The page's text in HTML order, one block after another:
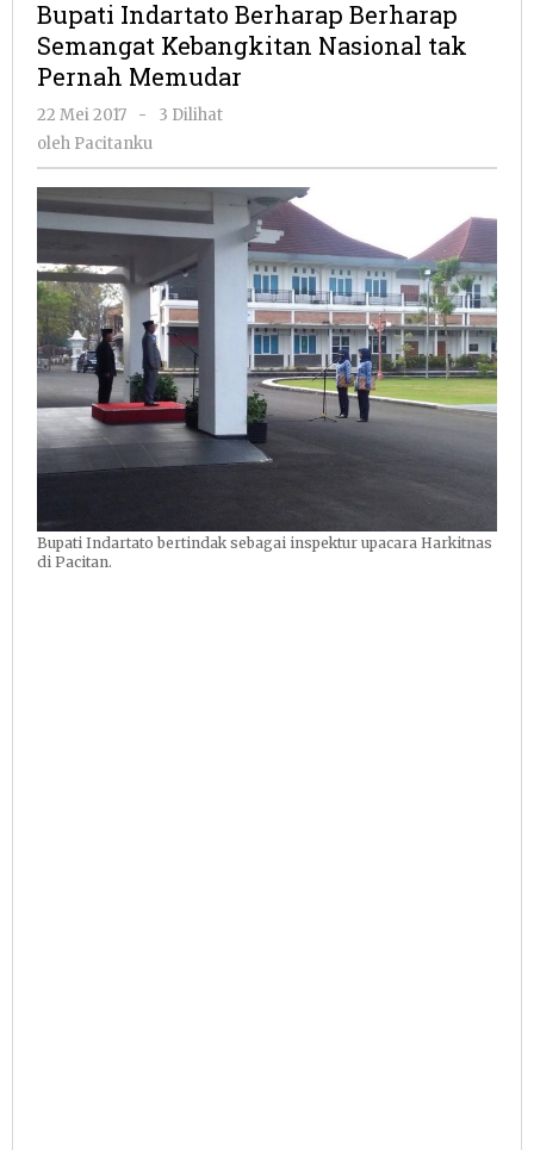
Berharap
Semangat
Memudar
Bupati Indartato Berharap Berharap
Semangat Kebangkitan Nasional tak
Pernah Memudar
22 Mei 2017
oleh
Pacitanku
-
3 Dilihat
oleh Pacitanku
Bupati Indartato bertindak sebagai inspektur upacara Harkitnas
di Pacitan.